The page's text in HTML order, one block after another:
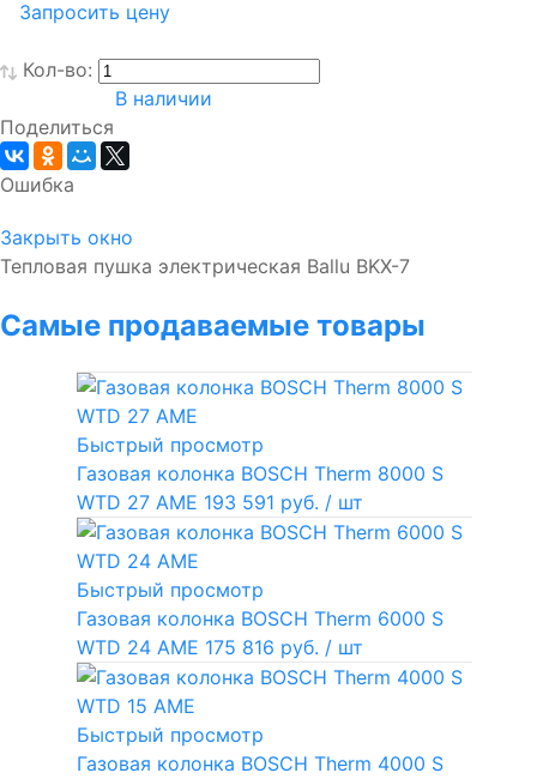
Запросить цену
Кол-во:
В наличии
Поделиться
Ошибка
Закрыть окно
Тепловая пушка электрическая Ballu BKX-7
Самые продаваемые товары
Быстрый просмотр
Газовая колонка BOSCH Therm 8000 S
WTD 27 AME 193 591 руб. / шт
Быстрый просмотр
Газовая колонка BOSCH Therm 6000 S
WTD 24 AME 175 816 руб. / шт
Быстрый просмотр
Газовая колонка BOSCH Therm 4000 S